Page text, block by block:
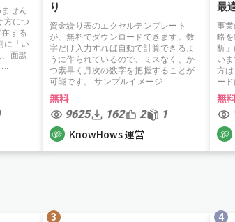
せん
方につ
する
に「い
面談
り
資金繰り表のエクセルテンプレート
が、無料でダウンロードできます。数
字だけ入力すれば自動で計算できるよ
うに作られているので、ミスなく、か
つ素早く月次の数字を把握することが
可能です。 サンプルイメージ...
無料
9625 162 2 1
KnowHows 運営
最
事
略
析
い
方
ー
無